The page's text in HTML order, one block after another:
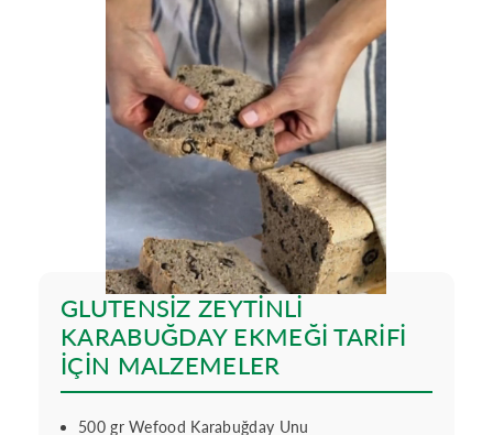
GLUTENSİZ ZEYTİNLİ
KARABUĞDAY EKMEĞİ TARİFİ
İÇİN MALZEMELER
500 gr Wefood Karabuğday Unu